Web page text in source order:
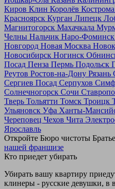
Киров Клин Королёв Кострома
Красноярск Курган Липецк
Магнитогорск Махачкала
Челны Нальчик Наро-Фоминск
Новгород Новая Москва
Новосибирск Ногинск
Посад Пенза Пермь Подольск
Реутов Ростов-на-Дону Рязань
Сергиев Посад Серпухов
Солнечногорск Сочи
Тверь Тольятти Томск Троицк
Ульяновск Уфа Ханты-
Череповец Чехов Чита
Ярославль
Откройте Бюро чистоты
нашей франшизе
Кто приедет убирать
Убирать вашу квартиру
клинеры - русские девушки, в